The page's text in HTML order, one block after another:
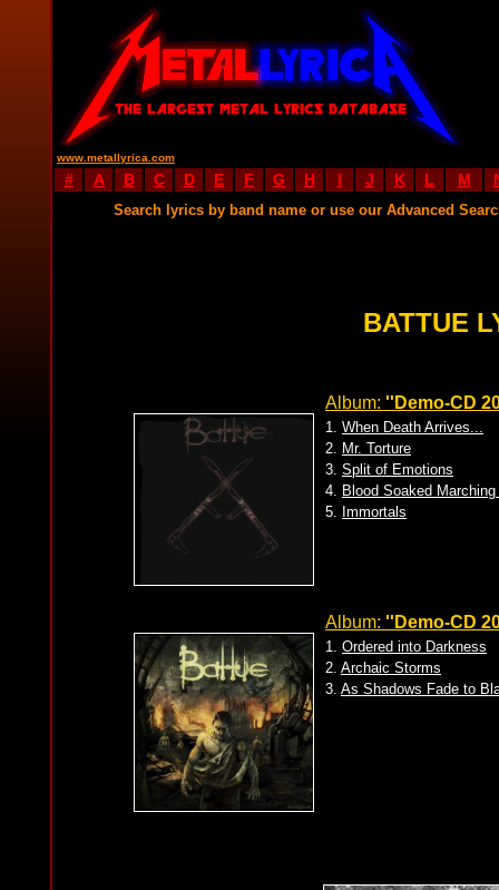
www.metallyrica.com
# A B C D E F G H I J K L M
Search lyrics by band name or use our Advanced
BATTUE
Album: ''Demo-CD
1. When Death Arrives...
2. Mr. Torture
3. Split of Emotions
4. Blood Soaked Marching
5. Immortals
Album: ''Demo-CD
1. Ordered into Darkness
2. Archaic Storms
3. As Shadows Fade to